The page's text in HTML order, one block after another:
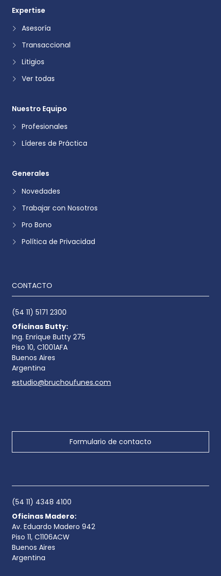
Expertise
Asesoría
Transaccional
Litigios
Ver todas
Nuestro Equipo
Profesionales
Líderes de Práctica
Generales
Novedades
Trabajar con Nosotros
Pro Bono
Política de Privacidad
CONTACTO
(54 11) 5171 2300
Oficinas Butty:
Ing. Enrique Butty 275
Piso 10, C1001AFA
Buenos Aires
Argentina
estudio@bruchoufunes.com
Formulario de contacto
(54 11) 4348 4100
Oficinas Madero:
Av. Eduardo Madero 942
Piso 11, C1106ACW
Buenos Aires
Argentina